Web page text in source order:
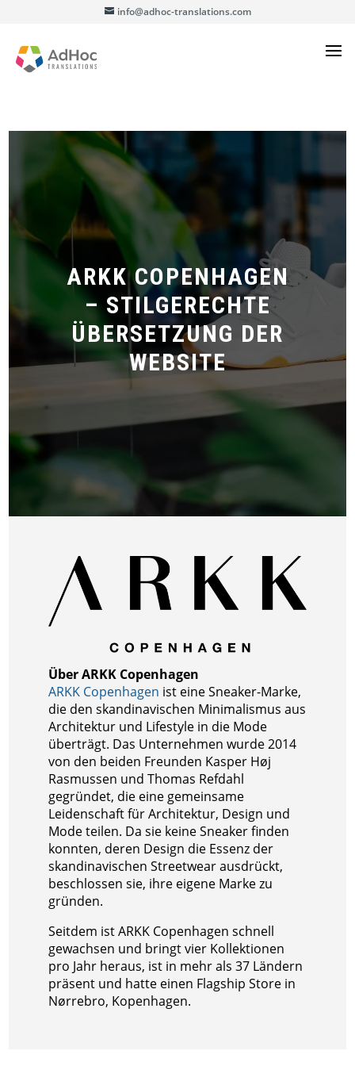
info@adhoc-translations.com
ARKK COPENHAGEN
– STILGERECHTE
ÜBERSETZUNG DER
WEBSITE
Über ARKK Copenhagen
ARKK Copenhagen ist eine Sneaker-Marke,
die den skandinavischen Minimalismus aus
Architektur und Lifestyle in die Mode
überträgt. Das Unternehmen wurde 2014
von den beiden Freunden Kasper Høj
Rasmussen und Thomas Refdahl
gegründet, die eine gemeinsame
Leidenschaft für Architektur, Design und
Mode teilen. Da sie keine Sneaker finden
konnten, deren Design die Essenz der
skandinavischen Streetwear ausdrückt,
beschlossen sie, ihre eigene Marke zu
gründen.
Seitdem ist ARKK Copenhagen schnell
gewachsen und bringt vier Kollektionen
pro Jahr heraus, ist in mehr als 37 Ländern
präsent und hatte einen Flagship Store in
Nørrebro, Kopenhagen.